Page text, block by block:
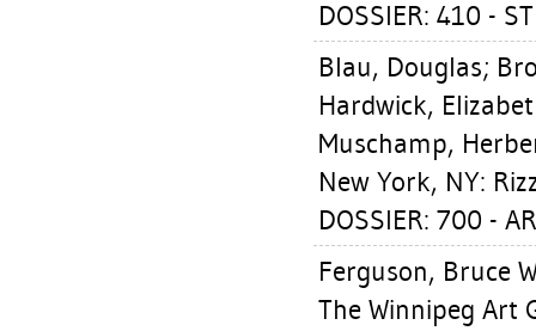
DOSSIER: 410 -
Blau, Douglas;
Hardwick,
Muschamp,
New York, NY:
DOSSIER: 700 -
Ferguson, Bruce
The Winnipeg Art